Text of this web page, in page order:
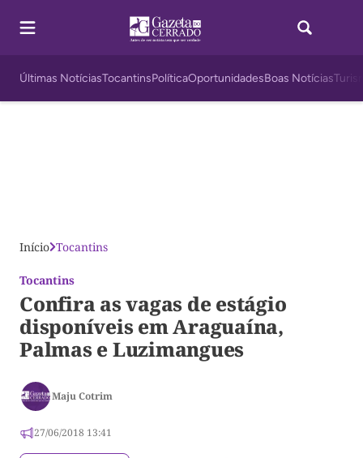
Últimas NotíciasTocantinsPolíticaOportunidadesBoas Notícias
Início Tocantins
Tocantins
Confira as vagas de estágio
disponíveis em Araguaína,
Palmas e Luzimangues
Maju Cotrim
27/06/2018 13:41